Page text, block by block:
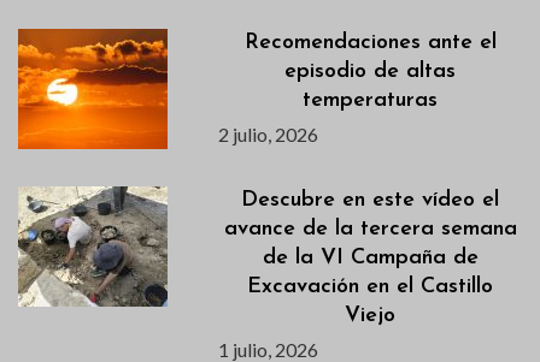
Recomendaciones ante el
episodio de altas
temperaturas
2 julio, 2026
Descubre en este vídeo el
avance de la tercera semana
de la VI Campaña de
Excavación en el Castillo
Viejo
1 julio, 2026